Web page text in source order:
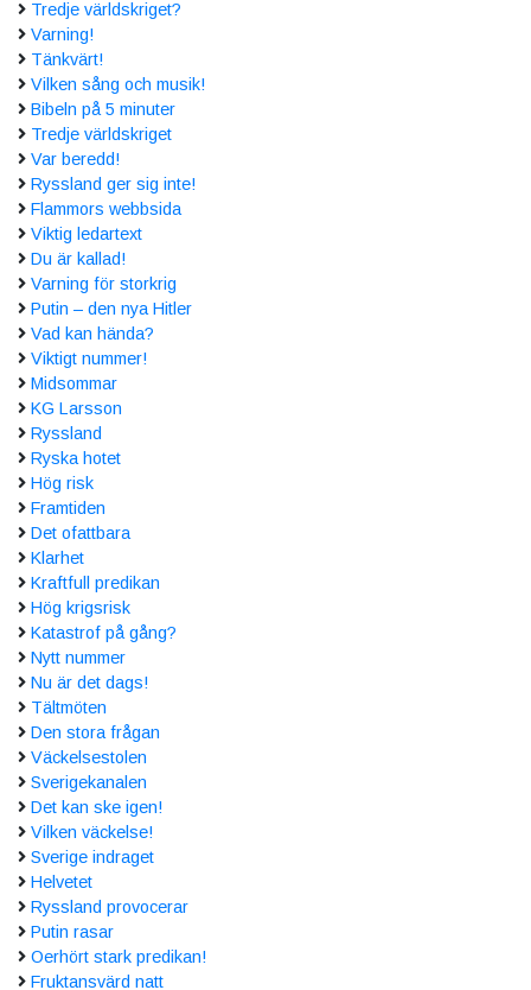
Tredje världskriget?
Varning!
Tänkvärt!
Vilken sång och musik!
Bibeln på 5 minuter
Tredje världskriget
Var beredd!
Ryssland ger sig inte!
Flammors webbsida
Viktig ledartext
Du är kallad!
Varning för storkrig
Putin – den nya Hitler
Vad kan hända?
Viktigt nummer!
Midsommar
KG Larsson
Ryssland
Ryska hotet
Hög risk
Framtiden
Det ofattbara
Klarhet
Kraftfull predikan
Hög krigsrisk
Katastrof på gång?
Nytt nummer
Nu är det dags!
Tältmöten
Den stora frågan
Väckelsestolen
Sverigekanalen
Det kan ske igen!
Vilken väckelse!
Sverige indraget
Helvetet
Ryssland provocerar
Putin rasar
Oerhört stark predikan!
Fruktansvärd natt